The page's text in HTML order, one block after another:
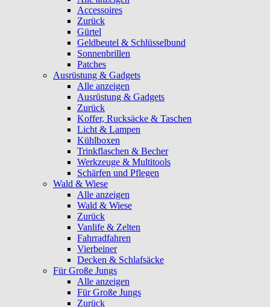
Accessoires
Zurück
Gürtel
Geldbeutel & Schlüsselbund
Sonnenbrillen
Patches
Ausrüstung & Gadgets
Alle anzeigen
Ausrüstung & Gadgets
Zurück
Koffer, Rucksäcke & Taschen
Licht & Lampen
Kühlboxen
Trinkflaschen & Becher
Werkzeuge & Multitools
Schärfen und Pflegen
Wald & Wiese
Alle anzeigen
Wald & Wiese
Zurück
Vanlife & Zelten
Fahrradfahren
Vierbeiner
Decken & Schlafsäcke
Für Große Jungs
Alle anzeigen
Für Große Jungs
Zurück